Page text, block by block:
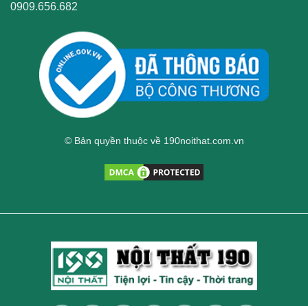
0909.656.682
© Bản quyền thuộc về 190noithat.com.vn